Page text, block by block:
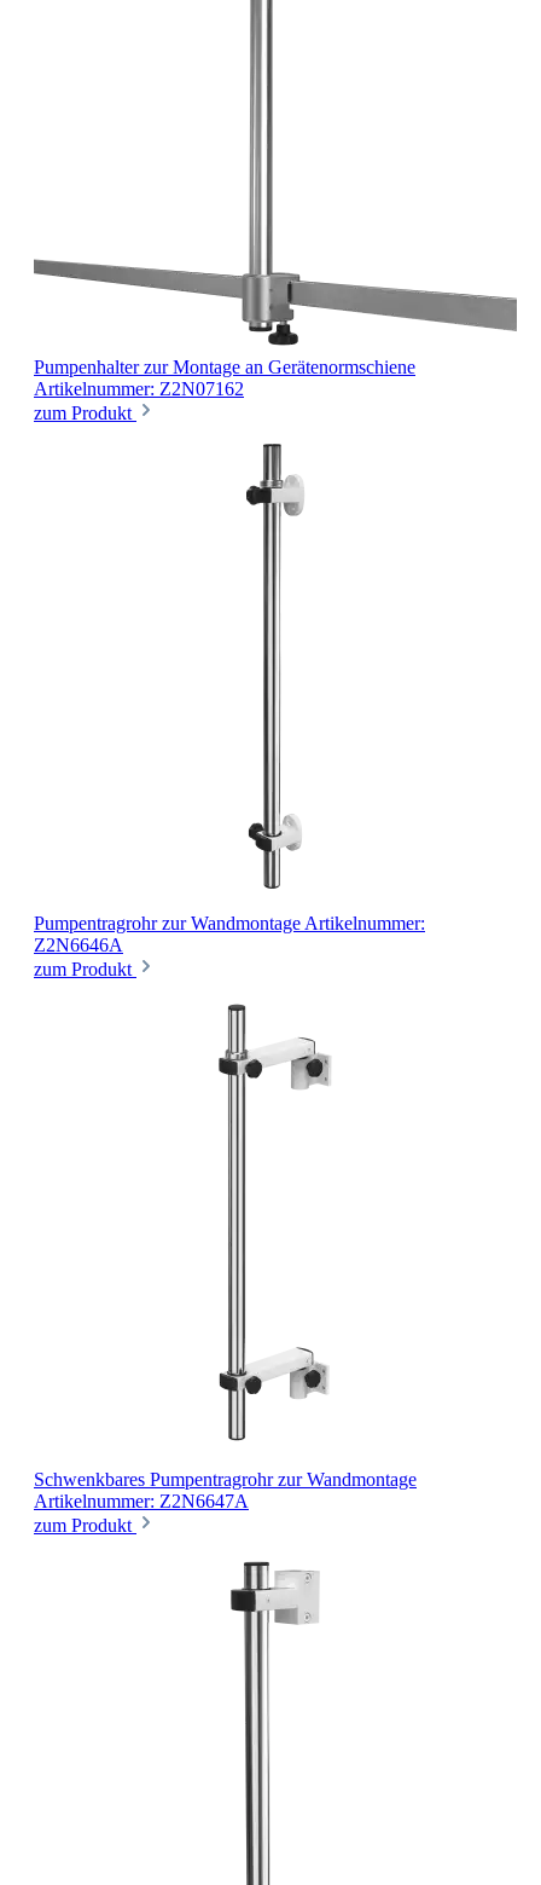
Pumpenhalter zur Montage an Gerätenormschiene
Artikelnummer: Z2N07162
zum Produkt
Pumpentragrohr zur Wandmontage Artikelnummer:
Z2N6646A
zum Produkt
Schwenkbares Pumpentragrohr zur Wandmontage
Artikelnummer: Z2N6647A
zum Produkt